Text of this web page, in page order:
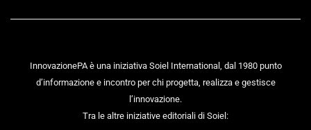
InnovazionePA è una iniziativa Soiel International, dal 1980 punto
d’informazione e incontro per chi progetta, realizza e gestisce
l’innovazione.
Tra le altre iniziative editoriali di Soiel: